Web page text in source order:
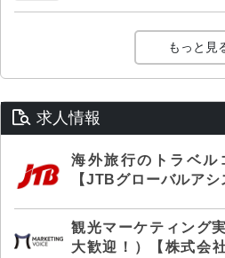
もっと見
求人情報
海外旅行のトラベル
【JTBグローバルアシ
観光マーケティング
大歓迎！）【株式会